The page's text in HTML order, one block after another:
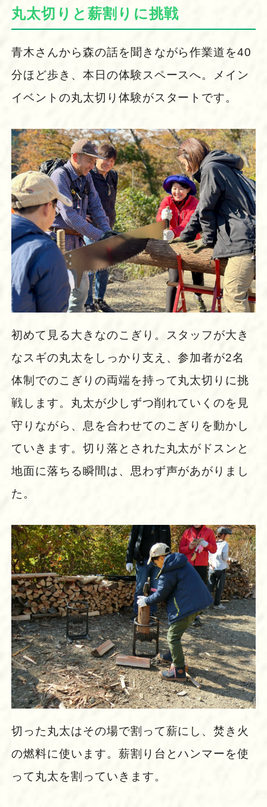
丸太切りと薪割りに挑戦
青木さんから森の話を聞きながら作業道を40
分ほど歩き、本日の体験スペースへ。メイン
イベントの丸太切り体験がスタートです。
初めて見る大きなのこぎり。スタッフが大き
なスギの丸太をしっかり支え、参加者が2名
体制でのこぎりの両端を持って丸太切りに挑
戦します。丸太が少しずつ削れていくのを見
守りながら、息を合わせてのこぎりを動かし
ていきます。切り落とされた丸太がドスンと
地面に落ちる瞬間は、思わず声があがりまし
た。
切った丸太はその場で割って薪にし、焚き火
の燃料に使います。薪割り台とハンマーを使
って丸太を割っていきます。